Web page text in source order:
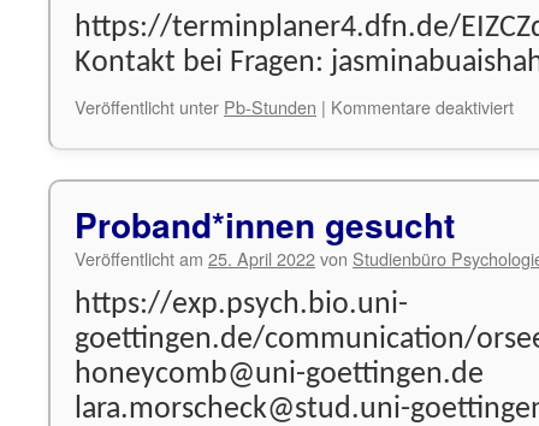
https://terminplaner4.dfn.de/
Kontakt bei Fragen:
Veröffentlicht unter Pb-Stunden | Kommentare deaktiviertfür
Proband*innen gesucht
Veröffentlicht am 25. April 2022von Studienbüro
https://exp.psych.bio.uni-
goettingen.de/communication/
honeycomb@uni-goettingen.de
lara.morscheck@stud.uni-